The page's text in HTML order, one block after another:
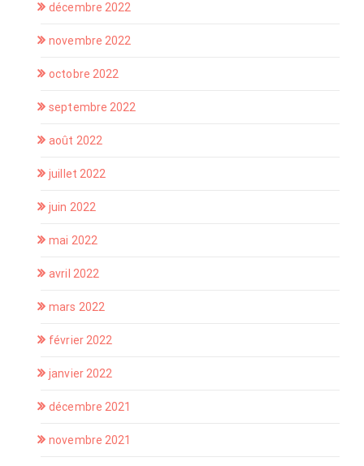
décembre 2022
novembre 2022
octobre 2022
septembre 2022
août 2022
juillet 2022
juin 2022
mai 2022
avril 2022
mars 2022
février 2022
janvier 2022
décembre 2021
novembre 2021